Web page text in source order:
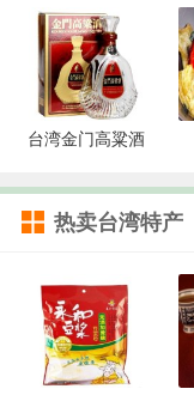
台湾金门高粱酒
热卖台湾特产